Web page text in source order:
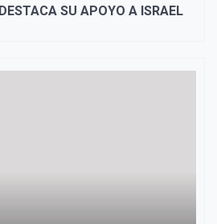
SU APOYO A ISRAEL